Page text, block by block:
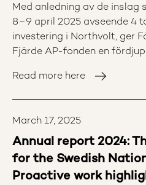
Med anledning av de inslag
8–9 april 2025 avseende 4
investering i Northvolt, ger
Fjärde AP-fonden en
maj informera
Read more here
March 17, 2025
Annual report 2024:
for the Swedish
Proactive work